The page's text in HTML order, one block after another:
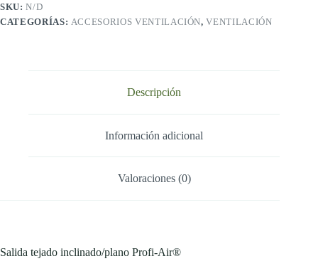
SKU:N/D
CATEGORÍAS: ACCESORIOS VENTILACIÓN,VENTILACIÓN
Descripción
Información adicional
Valoraciones (0)
Salida tejado inclinado/plano Profi-Air®